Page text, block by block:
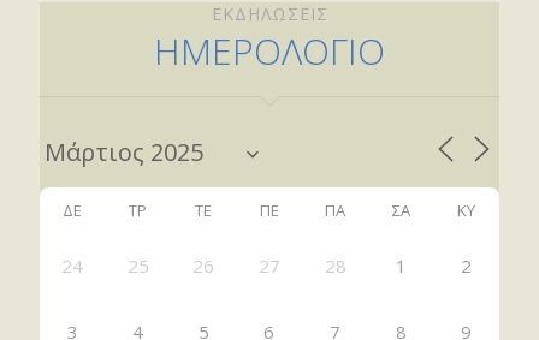
ΕΚΔΗΛΩΣΕΙΣ
ΗΜΕΡΟΛΟΓΙΟ
ΔΕ ΤΡ ΤΕ ΠΕ ΠΑ ΣΑ ΚΥ
24 25 26 27 28 1 2
3 4 5 6 7 8 9